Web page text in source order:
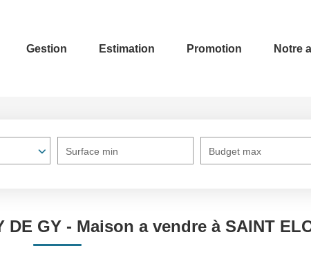
Gestion Estimation Promotion Notre
Surface min Budget max
GY - Maison a vendre à SAINT